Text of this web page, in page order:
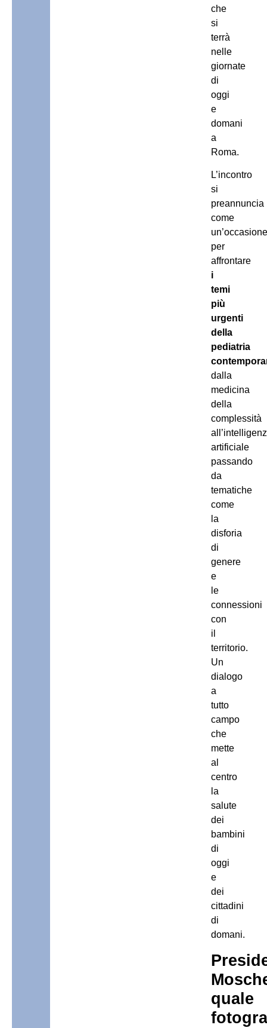
che
si
terrà
nelle
giornate
di
oggi
e
domani
a
Roma.
L’incontro
si
preannuncia
come
un’occasione
per
affrontare
i
temi
più
urgenti
della
pediatria
dalla
medicina
della
complessità
artificiale
passando
da
tematiche
come
la
disforia
di
genere
e
le
connessioni
con
il
territorio.
Un
dialogo
a
tutto
campo
che
mette
al
centro
la
salute
dei
bambini
di
oggi
e
dei
cittadini
di
domani.
quale